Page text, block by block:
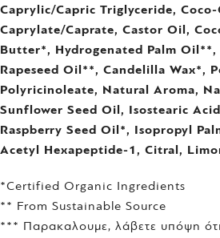
Caprylic/Capric Triglyceride,
Caprylate/Caprate, Castor Oil,
Butter*, Hydrogenated Palm Oil**,
Rapeseed Oil**, Candelilla Wax*,
Polyricinoleate, Natural Aroma,
Sunflower Seed Oil, Isostearic
Raspberry Seed Oil*, Isopropyl
Acetyl Hexapeptide-1, Citral,
*Certified Organic Ingredients
** From Sustainable Source
*** Пαρακαλουμε, λάβετε υπόψη